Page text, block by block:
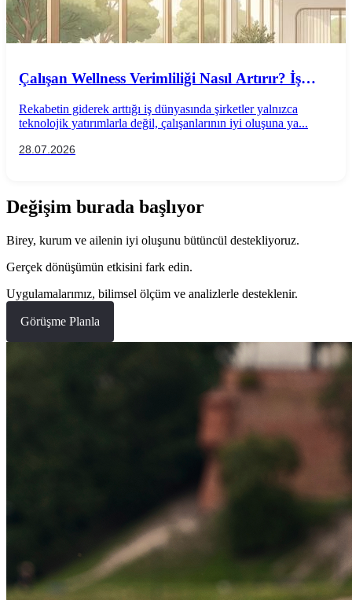
Çalışan Wellness Verimliliği Nasıl Artırır? İş
Uygulamaları
Rekabetin giderek arttığı iş dünyasında şirketler yalnızca
teknolojik yatırımlarla değil, çalışanlarının iyi oluşuna ya...
28.07.2026
Değişim burada başlıyor
Birey, kurum ve ailenin iyi oluşunu bütüncül destekliyoruz.
Gerçek dönüşümün etkisini fark edin.
Uygulamalarımız, bilimsel ölçüm ve analizlerle desteklenir.
Görüşme Planla